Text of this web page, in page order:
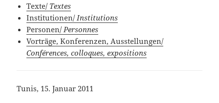
Texte/ Textes
Institutionen/Institutions
Personen/Personnes
Vorträge, Konferenzen, Ausstellungen/
Conférences, colloques, expositions
Tunis, 15. Januar 2011